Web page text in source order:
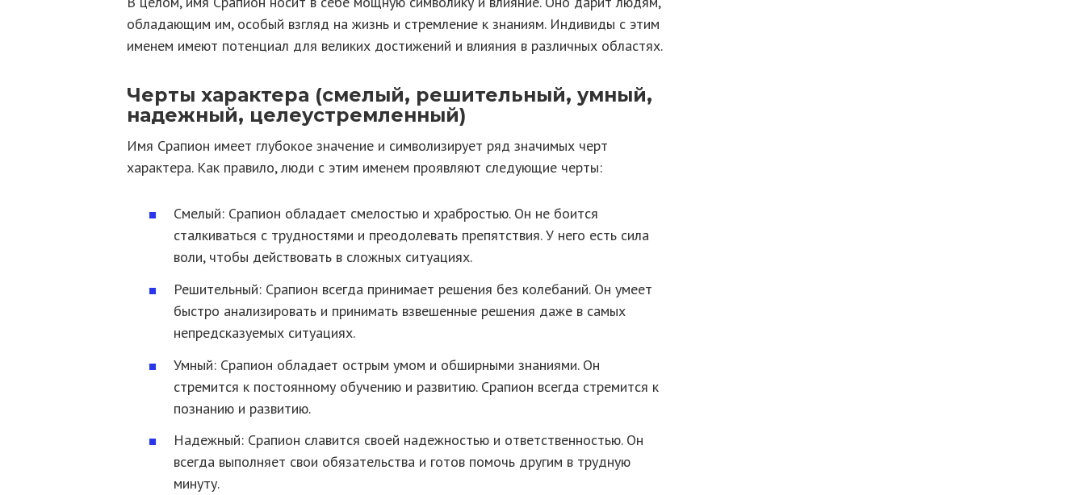
обладающим им, особый взгляд на жизнь и стремление к знаниям. Индивиды с этим
именем имеют потенциал для великих достижений и влияния в различных областях.
Черты характера (смелый, решительный, умный,
надежный, целеустремленный)
Имя Срапион имеет глубокое значение и символизирует ряд значимых черт
характера. Как правило, люди с этим именем проявляют следующие черты:
Смелый: Срапион обладает смелостью и храбростью. Он не боится
сталкиваться с трудностями и преодолевать препятствия. У него есть сила
воли, чтобы действовать в сложных ситуациях.
Решительный: Срапион всегда принимает решения без колебаний. Он умеет
быстро анализировать и принимать взвешенные решения даже в самых
непредсказуемых ситуациях.
Умный: Срапион обладает острым умом и обширными знаниями. Он
стремится к постоянному обучению и развитию. Срапион всегда стремится к
познанию и развитию.
Надежный: Срапион славится своей надежностью и ответственностью. Он
всегда выполняет свои обязательства и готов помочь другим в трудную
минуту.